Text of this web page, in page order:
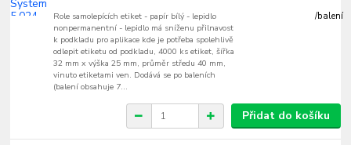
Role samolepících etiket - papír bílý - lepidlo
nonpermanentní - lepidlo má sníženu přilnavost
k podkladu pro aplikace kde je potřeba spolehlivě
odlepit etiketu od podkladu, 4000 ks etiket, šířka
32 mm x výška 25 mm, průměr středu 40 mm,
vinuto etiketami ven. Dodává se po baleních
(balení obsahuje 7...
/balení
Přidat do košíku